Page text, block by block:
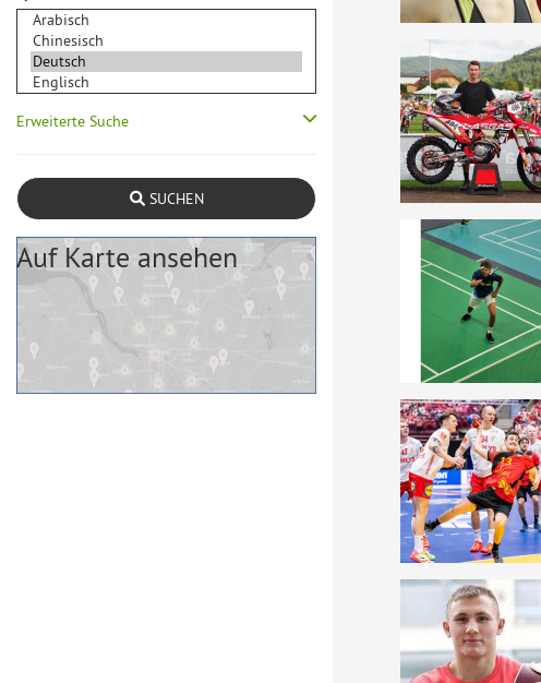
Erweiterte Suche
SUCHEN
Auf Karte ansehen